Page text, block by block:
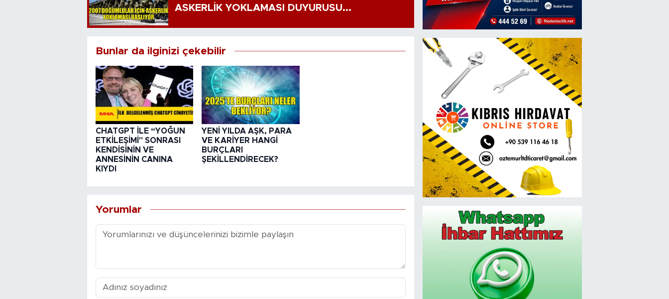
ASKERLİK YOKLAMASI DUYURUSU...
Bunlar da ilginizi çekebilir
CHATGPT İLE “YOĞUN
ETKİLEŞİMİ" SONRASI
KENDİSİNİN VE
ANNESİNİN CANINA
KIYDI
YENİ YILDA AŞK, PARA
VE KARİYER HANGİ
BURÇLARI
ŞEKİLLENDİRECEK?
Yorumlar